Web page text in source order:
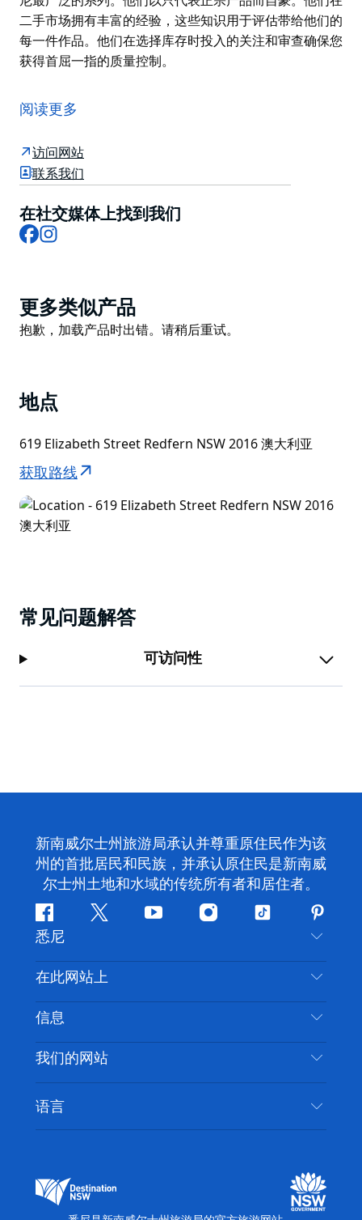
二手市场拥有丰富的经验，这些知识用于评估带给他们的
每一件作品。他们在选择库存时投入的关注和审查确保您
获得首屈一指的质量控制。
店，距离市中心仅几分钟路程。成立于 1996 年，在时尚
行业拥有超过 20 年的经验，他们在销售高品质设计师产
品的同时在轻松的氛围中提供优质的客户服务而享有盛
誉。
他们为男士和女士提供各种不拘一格的单品，包括服装、
鞋子和配饰。他们专注于设计师手袋，可以说是悉尼最广
泛的系列。他们以只代表正宗产品而自豪。他们在二手市
阅读更多
访问网站
联系我们
在社交媒体上找到我们
Facebook
Product
List
更多类似产品
Product
抱歉，加载产品时出错。请稍后重试。
地点
619 Elizabeth Street Redfern NSW 2016 澳大利亚
获取路线
常见问题解答
可访问性
新南威尔士州旅游局承认并尊重原住民作为该
州的首批居民和民族，并承认原住民是新南威
尔士州土地和水域的传统所有者和居住者。
Facebook叽
喳
喳
YouTubeInstagram
抖
悉尼
联系我们
免责声明
隐私
Cookie 通知
在此网站上
目的地
推荐活动
新南威尔士州公路旅行
活动
住宿
信息
旅行信息
无障碍悉尼
列出您的业务
我们的网站
新南威尔士州旅游局媒体中心
缤纷悉尼灯光音乐节
语言